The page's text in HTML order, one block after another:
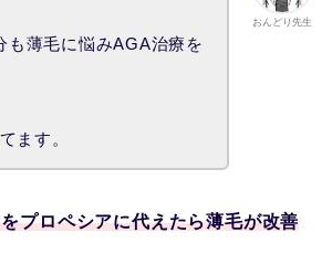
おんどり先生
も薄毛に悩みAGA治療を
ます。
プロペシアに代えたら薄毛が改善